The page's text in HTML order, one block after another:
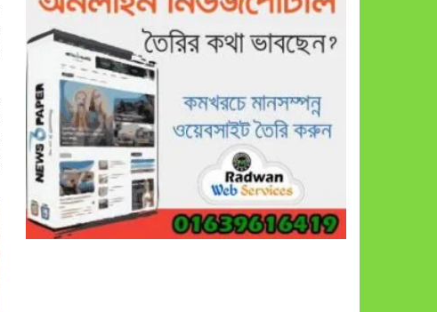
গাছ না কেটে আমাদের পুড়িয়ে
মারলে ভালো হতো’: বন বিভাগের
নিষ্ঠুরতায় নিঃস্ব কৃষক